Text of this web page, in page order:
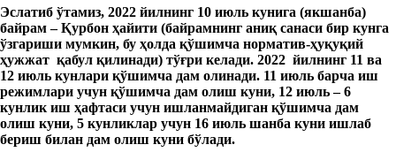
Эслатиб ўтамиз, 2022 йилнинг 10 июль кунига (якшанба)
байрам – Қурбон ҳайити (байрамнинг аниқ санаси бир кунга
ўзгариши мумкин, бу ҳолда қўшимча норматив-ҳуқуқий
ҳужжат қабул қилинади) тўғри келади. 2022 йилнинг 11 ва
12 июль кунлари қўшимча дам олинади. 11 июль барча иш
режимлари учун қўшимча дам олиш куни, 12 июль – 6
кунлик иш ҳафтаси учун ишланмайдиган қўшимча дам
олиш куни, 5 кунликлар учун 16 июль шанба куни ишлаб
бериш билан дам олиш куни бўлади.